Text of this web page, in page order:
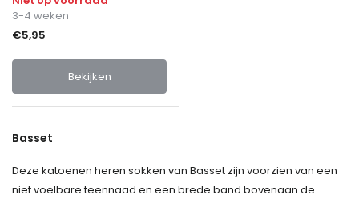
3-4 weken
€5,95
Bekijken
Basset
Deze katoenen heren sokken van Basset zijn voorzien van een
niet voelbare teennaad en een brede band bovenaan de